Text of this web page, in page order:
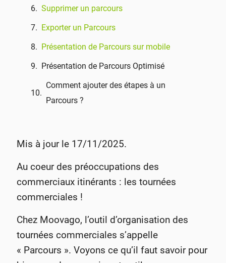
Supprimer un parcours
Exporter un Parcours
Présentation de Parcours sur mobile
Présentation de Parcours Optimisé
Comment ajouter des étapes à un
Parcours ?
Mis à jour le 17/11/2025.
Au coeur des préoccupations des
commerciaux itinérants : les tournées
commerciales !
Chez Moovago, l’outil d’organisation des
tournées commerciales s’appelle
« Parcours ». Voyons ce qu’il faut savoir pour